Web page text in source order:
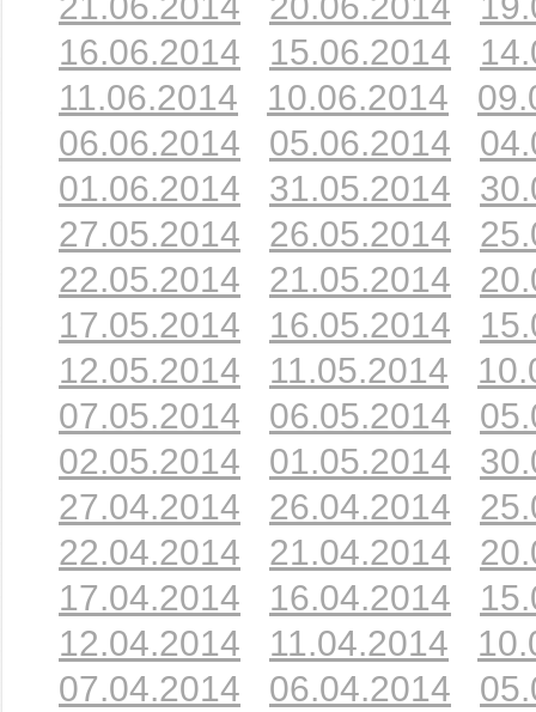
16.06.2014
15.06.2014
11.06.2014
10.06.2014
06.06.2014
05.06.2014
01.06.2014
31.05.2014
27.05.2014
26.05.2014
22.05.2014
21.05.2014
17.05.2014
16.05.2014
12.05.2014
11.05.2014
07.05.2014
06.05.2014
02.05.2014
01.05.2014
27.04.2014
26.04.2014
22.04.2014
21.04.2014
17.04.2014
16.04.2014
12.04.2014
11.04.2014
07.04.2014
06.04.2014